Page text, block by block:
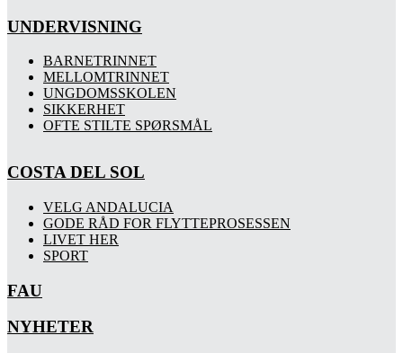
UNDERVISNING
BARNETRINNET
MELLOMTRINNET
UNGDOMSSKOLEN
SIKKERHET
OFTE STILTE SPØRSMÅL
COSTA DEL SOL
VELG ANDALUCIA
GODE RÅD FOR FLYTTEPROSESSEN
LIVET HER
SPORT
FAU
NYHETER